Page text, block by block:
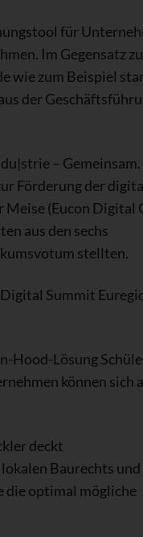
für
Im Gegensatz
wie zum Beispiel
der
– Gemeinsam.
Förderung der
Meise (Eucon Digital
aus den sechs
stellten.
Summit
Hood-Lösung
können sich
deckt
Baurechts und
die optimal mögliche